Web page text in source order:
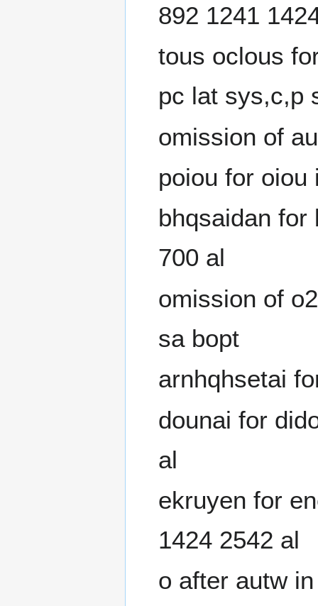
892 1241
tous oclous
pc lat sys,c,p
omission of
poiou for oiou
bhqsaidan for
700 al
omission of
sa bopt
arnhqhsetai
dounai for
al
ekruyen for
1424 2542 al
o after autw